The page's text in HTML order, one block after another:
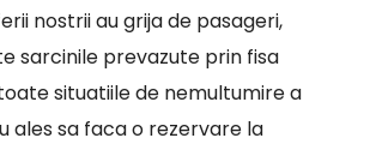
nostrii au grija de pasageri,
sarcinile prevazute prin fisa
situatiile de nemultumire a
ales sa faca o rezervare la